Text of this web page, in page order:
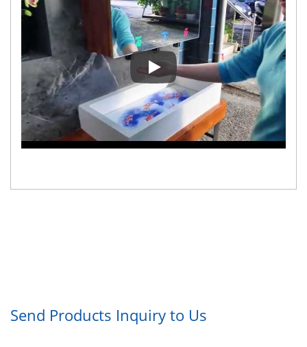
Station de lavage des mains